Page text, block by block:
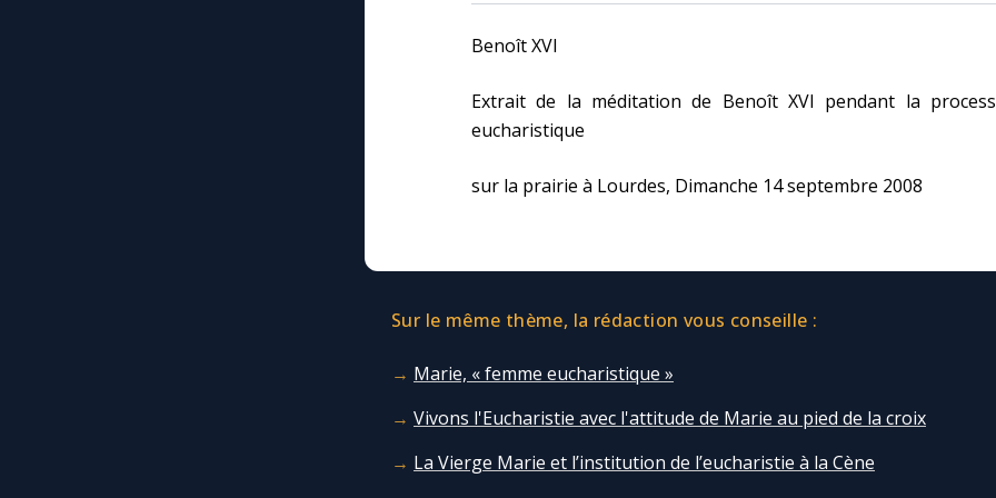
Benoît XVI
Extrait de la méditation de Benoît XVI pendant la
eucharistique
sur la prairie à Lourdes, Dimanche 14 septembre 2008
Sur le même thème, la rédaction vous conseille :
Marie, « femme eucharistique »
Vivons l'Eucharistie avec l'attitude de Marie au pied de la croix
La Vierge Marie et l’institution de l’eucharistie à la Cène